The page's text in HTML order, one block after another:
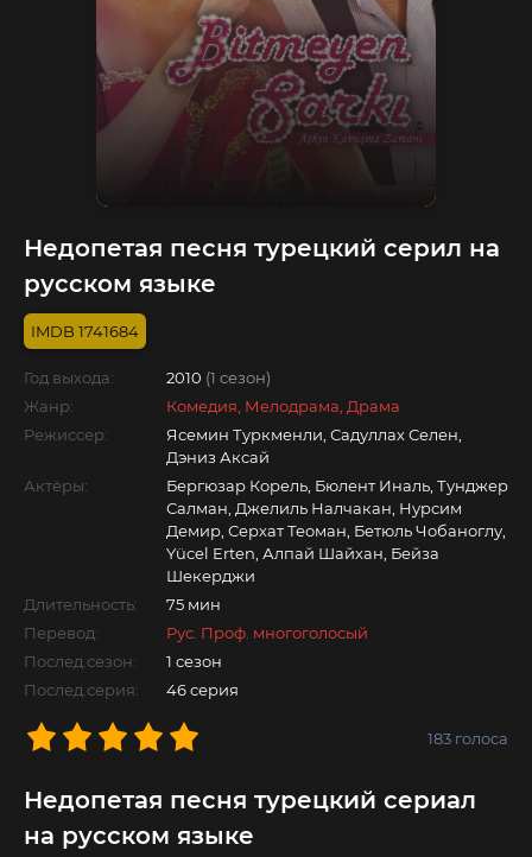
Недопетая песня турецкий серил на
русском языке
1741684
Год выхода: 2010 (1 сезон)
Жанр:
Комедия, Мелодрама, Драма
Режиссер:
Ясемин Туркменли, Садуллах Селен,
Дэниз Аксай
Актёры:
Бергюзар Корель, Бюлент Иналь, Тунджер
Салман, Джелиль Налчакан, Нурсим
Демир, Серхат Теоман, Бетюль Чобаноглу,
Yücel Erten, Алпай Шайхан, Бейза
Шекерджи
Длительность:
75 мин
Перевод:
Рус. Проф. многоголосый
Послед.сезон:
1 сезон
Послед.серия:
46 серия
183 голоса
Недопетая песня турецкий сериал
на русском языке